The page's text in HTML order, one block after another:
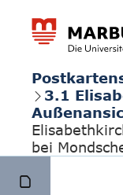
3.1
bei